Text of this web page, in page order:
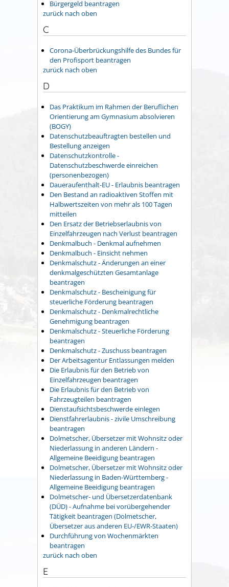
Bürgergeld beantragen
zurück nach oben
C
Corona-Überbrückungshilfe des Bundes für
den Profisport beantragen
zurück nach oben
D
Das Praktikum im Rahmen der Beruflichen
Orientierung am Gymnasium absolvieren
(BOGY)
Datenschutzbeauftragten bestellen und
Bestellung anzeigen
Datenschutzkontrolle -
Datenschutzbeschwerde einreichen
(personenbezogen)
Daueraufenthalt-EU - Erlaubnis beantragen
Den Bestand an radioaktiven Stoffen mit
Halbwertszeiten von mehr als 100 Tagen
mitteilen
Den Ersatz der Betriebserlaubnis von
Einzelfahrzeugen nach Verlust beantragen
Denkmalbuch - Denkmal aufnehmen
Denkmalbuch - Einsicht nehmen
Denkmalschutz - Änderungen an einer
denkmalgeschützten Gesamtanlage
beantragen
Denkmalschutz - Bescheinigung für
steuerliche Förderung beantragen
Denkmalschutz - Denkmalrechtliche
Genehmigung beantragen
Denkmalschutz - Steuerliche Förderung
beantragen
Denkmalschutz - Zuschuss beantragen
Der Arbeitsagentur Entlassungen melden
Die Erlaubnis für den Betrieb von
Einzelfahrzeugen beantragen
Die Erlaubnis für den Betrieb von
Fahrzeugteilen beantragen
Dienstaufsichtsbeschwerde einlegen
Dienstfahrerlaubnis - zivile Umschreibung
beantragen
Dolmetscher, Übersetzer mit Wohnsitz oder
Niederlassung in anderen Ländern -
Allgemeine Beeidigung beantragen
Dolmetscher, Übersetzer mit Wohnsitz oder
Niederlassung in Baden-Württemberg -
Allgemeine Beeidigung beantragen
Dolmetscher- und Übersetzerdatenbank
(DÜD) - Aufnahme bei vorübergehender
Tätigkeit beantragen (Dolmetscher,
Übersetzer aus anderen EU-/EWR-Staaten)
Durchführung von Wochenmärkten
beantragen
zurück nach oben
E